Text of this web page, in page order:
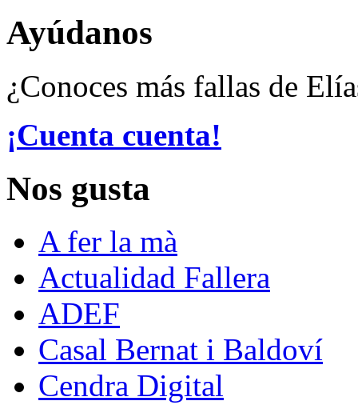
Ayúdanos
¿Conoces más fallas de
¡Cuenta cuenta!
Nos gusta
A fer la mà
Actualidad Fallera
ADEF
Casal Bernat i Baldoví
Cendra Digital